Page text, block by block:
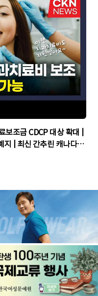
조금 CDCP 대상 확대 |
지 | 최신 간추린 캐나다뉴
토뉴스